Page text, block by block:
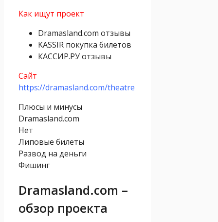
Как ищут проект
Dramasland.com отзывы
KASSIR покупка билетов
КАССИР.РУ отзывы
Сайт
https://dramasland.com/theatre
Плюсы и минусы
Dramasland.com
Нет
Липовые билеты
Развод на деньги
Фишинг
Dramasland.com –
обзор проекта